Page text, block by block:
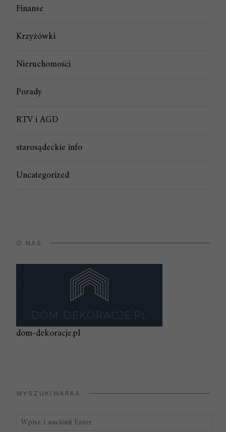
Finanse
Krzyżówki
Nieruchomości
Porady
RTV i AGD
starosądeckie info
Uncategorized
O NAS
dom-dekoracje.pl
WYSZUKIWARKA
Szukaj: